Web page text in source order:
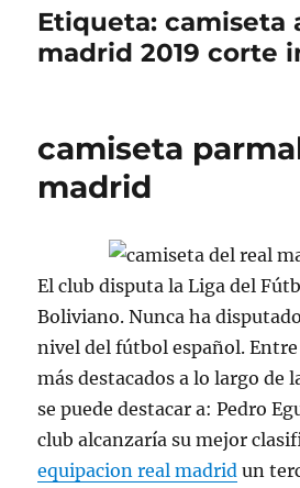
Etiqueta:camiseta
madrid 2019 corte
camiseta
madrid
El club disputa la Liga del
Boliviano. Nunca ha
nivel del fútbol español.
más destacados a lo largo de
se puede destacar a: Pedro
club alcanzaría su mejor
equipacion real madrid un